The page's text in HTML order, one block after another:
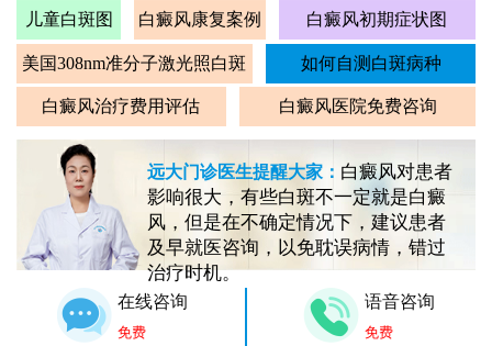
儿童白斑图 白癜风康复案例 白癜风初期症状图
美国308nm准分子激光照白斑 如何自测白斑病种
白癜风治疗费用评估 白癜风医院免费咨询
远大门诊医生提醒大家： 白癜风对患者
影响很大，有些白斑不一定就是白癜
风，但是在不确定情况下，建议患者
及早就医咨询，以免耽误病情，错过
治疗时机。
在线咨询
免费
语音咨询
免费